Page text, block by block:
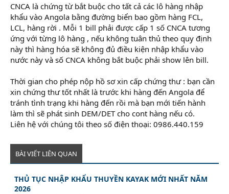
CNCA là chứng từ bắt buộc cho tất cả các lô hàng nhập
khẩu vào Angola bằng đường biển bao gồm hàng FCL,
LCL, hàng rời . Mỗi 1 bill phải được cấp 1 số CNCA tương
ứng với từng lô hàng , nếu không tuân thủ theo quy định
này thì hàng hóa sẽ không đủ điều kiện nhập khẩu vào
nước này và số CNCA không bắt buộc phải show lên bill.
Thời gian cho phép nộp hồ sơ xin cấp chứng thư : bạn cần
xin chứng thư tốt nhất là trước khi hàng đến Angola để
tránh tình trạng khi hàng đến rồi mà bạn mới tiến hành
làm thì sẽ phát sinh DEM/DET cho cont hàng nếu có.
Liên hệ với chúng tôi theo số điện thoại: 0986.440.159
BÀI VIẾT LIÊN QUAN
THỦ TỤC NHẬP KHẨU THUYỀN KAYAK MỚI NHẤT NĂM
2026